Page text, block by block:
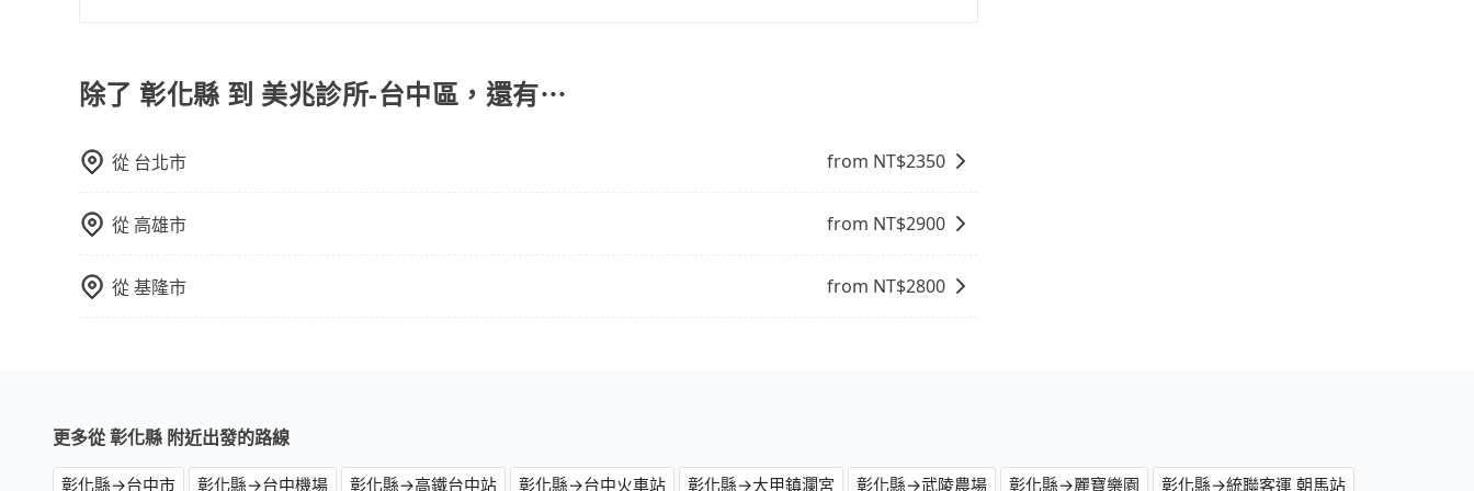
除了 彰化縣 到 美兆診所-台中區，還有⋯
從 台北市 from NT$2350
從 高雄市 from NT$2900
從基隆市 from NT$2800
更多從 彰化縣 附近出發的路線
彰化縣→台中市 彰化縣→台中機場 彰化縣→高鐵台中站 彰化縣→台中火車站 彰化縣→大甲鎮瀾宮 彰化縣→武陵農場 彰化縣→麗寶樂園 彰化縣→統聯客運 朝馬站